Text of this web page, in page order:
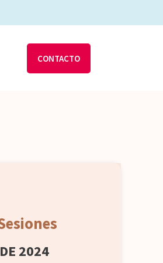
CONTACTO
2024